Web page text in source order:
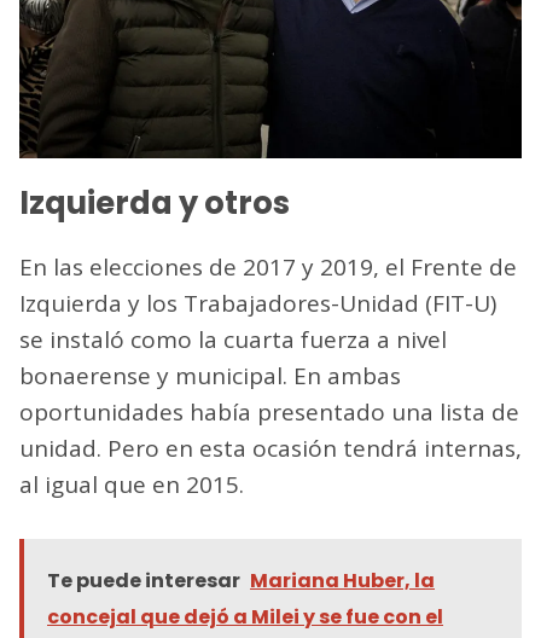
Izquierda y otros
En las elecciones de 2017 y 2019, el Frente de
Izquierda y los Trabajadores-Unidad (FIT-U)
se instaló como la cuarta fuerza a nivel
bonaerense y municipal. En ambas
oportunidades había presentado una lista de
unidad. Pero en esta ocasión tendrá internas,
al igual que en 2015.
Te puede interesar Mariana Huber, la
concejal que dejó a Milei y se fue con el